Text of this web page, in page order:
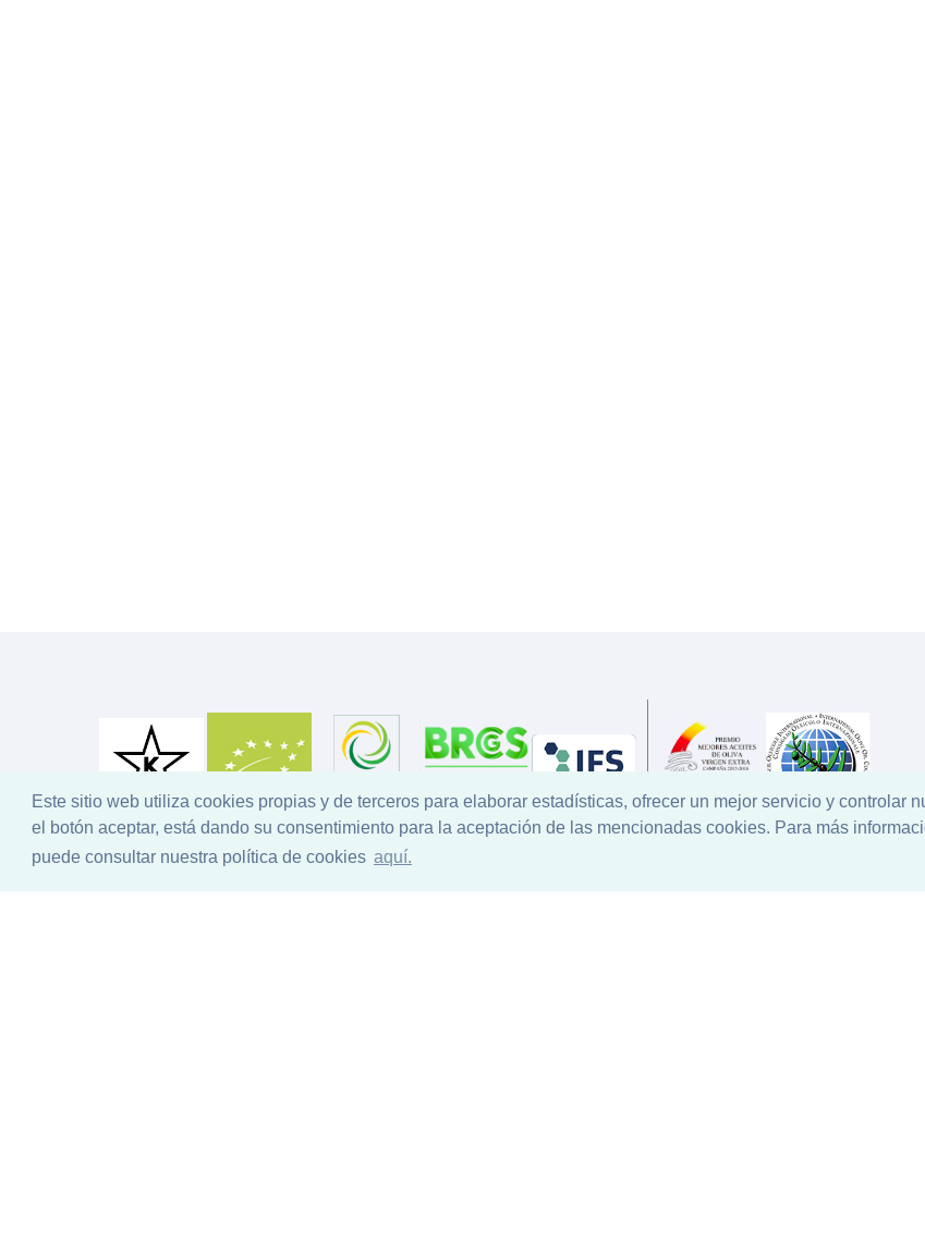
Este sitio web utiliza cookies propias y de terceros para elaborar estadísticas, ofrecer un mejor servicio y controlar
el botón aceptar, está dando su consentimiento para la aceptación de las mencionadas cookies. Para más
puede consultar nuestra política de cookies aquí.